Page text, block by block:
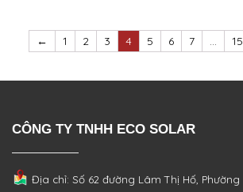
← 1 2 3 4 5 6 7 … 15
CÔNG TY TNHH ECO SOLAR
Địa chỉ: Số 62 đường Lâm Thị Hố, Phường